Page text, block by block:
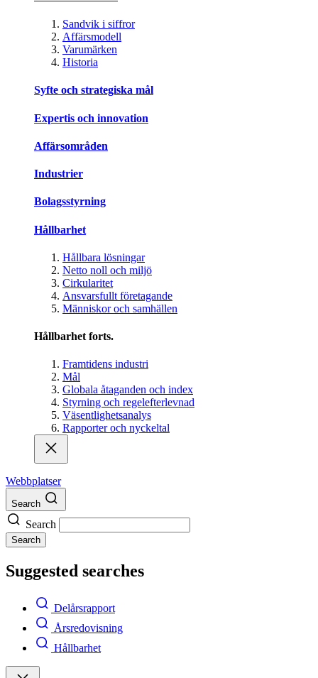
Sandvik i siffror
Affärsmodell
Varumärken
Historia
Syfte och strategiska mål
Expertis och innovation
Affärsområden
Industrier
Bolagsstyrning
Hållbarhet
Hållbara lösningar
Netto noll och miljö
Cirkularitet
Ansvarsfullt företagande
Människor och samhällen
Hållbarhet forts.
Framtidens industri
Mål
Globala åtaganden och index
Styrning och regelefterlevnad
Väsentlighetsanalys
Rapporter och nyckeltal
Webbplatser
Search
Search
Search
Suggested searches
Delårsrapport
Årsredovisning
Hållbarhet